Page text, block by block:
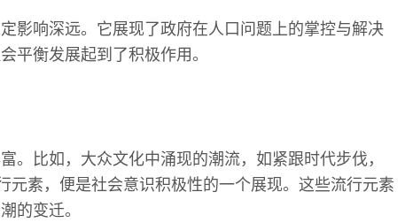
影响深远。它展现了政府在人口问题上的掌控与解决
平衡发展起到了积极作用。
。比如，大众文化中涌现的潮流，如紧跟时代步伐，
元素，便是社会意识积极性的一个展现。这些流行元素
的变迁。